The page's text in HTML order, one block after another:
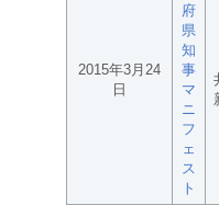
2015年3月24
日
府
県
知
事
マ
ニ
フ
ェ
ス
ト